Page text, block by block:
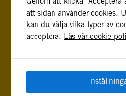
imitates life’ (credit to Oscar
play in Ukraine these days is
how I felt as I prepared to leave
spent almost three years as
JOURNEYS OF YEAR COVID
Genom att klicka "Acceptera
att sidan använder cookies.
kan du välja vilka typer av
acceptera. Läs vår cookie